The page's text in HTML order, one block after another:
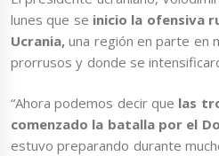
lunes que se inicio la ofensiva
Ucrania, una región en parte en
prorrusos y donde se
“Ahora podemos decir que las
comenzado la batalla por el
estuvo preparando durante